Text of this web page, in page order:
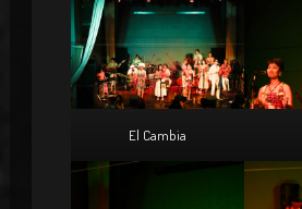
El Cambia